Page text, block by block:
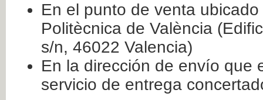
En el punto de venta
Politècnica de València
s/n, 46022 Valencia)
En la dirección de envío que
servicio de entrega